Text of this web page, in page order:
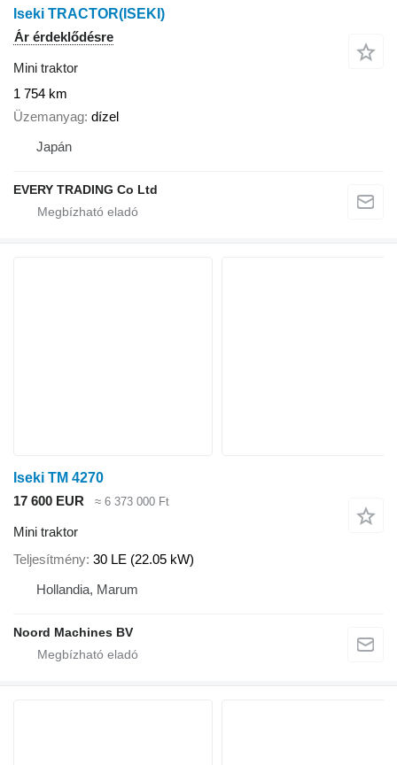
Iseki TRACTOR(ISEKI)
Ár érdeklődésre
Mini traktor
1 754 km
Üzemanyag dízel
Japán
EVERY TRADING Co Ltd
Iseki TM 4270
17 600 EUR
≈ 6 373 000 Ft
Mini traktor
Teljesítmény 30 LE (22.05 kW)
Hollandia, Marum
Noord Machines BV